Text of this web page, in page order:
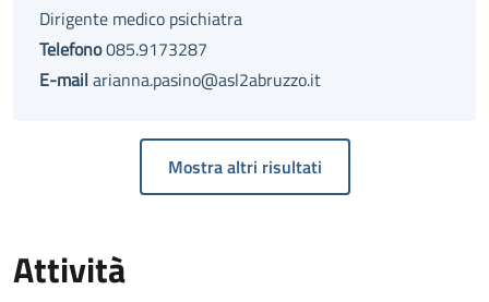
Dirigente medico psichiatra
Telefono085.9173287
E-mail arianna.pasino@asl2abruzzo.it
Mostra altri risultati
Attività